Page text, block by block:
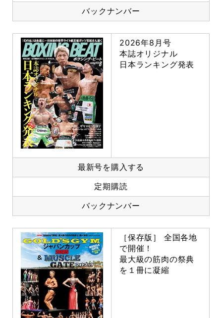
バックナンバー
2026年8月号
本誌オリジナル
日本ランキング発表
最新号を購入する
定期購読
バックナンバー
［保存版］ 全国各地
で開催！
最大級の筋肉の祭典
を１冊に凝縮